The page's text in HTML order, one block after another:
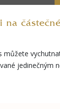
na
můžete
jedinečným